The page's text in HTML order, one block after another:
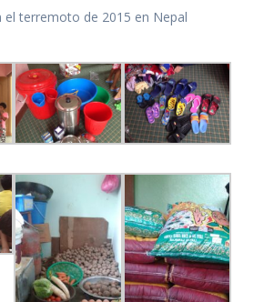
el terremoto de 2015 en Nepal